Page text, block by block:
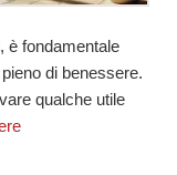
è fondamentale
di benessere.
qualche utile